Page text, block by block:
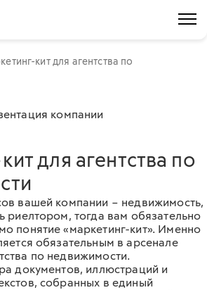
кит для агентства по
компании
для агентства по
вашей компании – недвижимость,
риелтором, тогда вам обязательно
понятие «маркетинг-кит». Именно
обязательным в арсенале
по недвижимости.
документов, иллюстраций и
собранных в единый